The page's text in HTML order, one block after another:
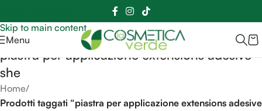
Skip to main content
Sei hai domande contattaci 📲3341056025 - 3886572748
Menu
piastra per applicazione extensions adesive
she
Home/
Prodotti taggati “piastra per applicazione extensions adesive